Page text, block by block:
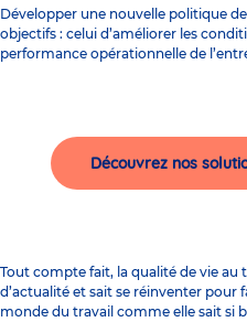
Développer une nouvelle politique
objectifs : celui d’améliorer les
performance opérationnelle de
Découvrez nos
Tout compte fait, la qualité de vie au
d’actualité et sait se réinventer pour
monde du travail comme elle sait si